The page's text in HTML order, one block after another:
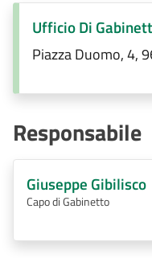
Ufficio Di
Piazza Duomo, 4,
Responsabile
Giuseppe Gibilisco
Capo di Gabinetto